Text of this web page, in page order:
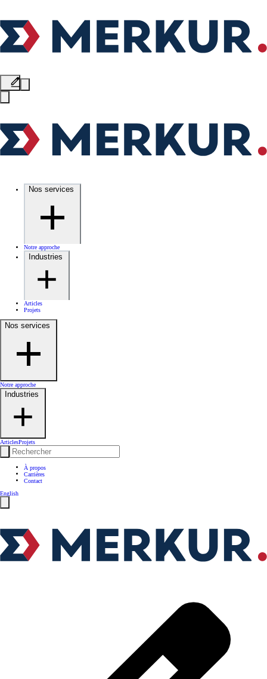
Nos services
Notre approche
Industries
Articles
Projets
Nos services
Notre approche
Industries
ArticlesProjets
À propos
Carrières
Contact
English